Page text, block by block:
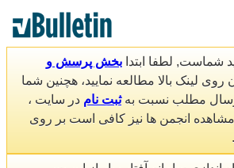
شماست, لطفا ابتدا بخش پرسش و
روی لینک بالا مطالعه نمایید، هچنین شما
مطلب نسبت بهثبت نام در سایت ،
مشاهده انجمن ها نیز کافی است بر روی